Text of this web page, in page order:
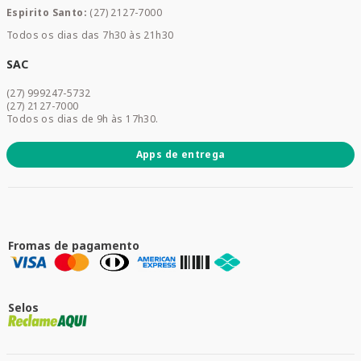
Mamães e Bebê
Dermocosméticos
Promoções
Espirito Santo: (27) 2127-7000
Todos os dias das 7h30 às 21h30
SAC
(27) 999247-5732
(27) 2127-7000
Todos os dias de 9h às 17h30.
Apps de entrega
Fromas de pagamento
Selos